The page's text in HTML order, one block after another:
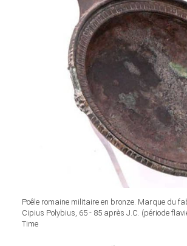
Poêle romaine militaire en bronze. Marque du
Cipius Polybius, 65 - 85 après J.C. (période
Time